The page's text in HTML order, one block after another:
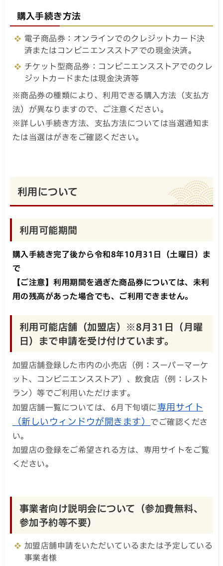
購入手続き方法
電子商品券：オンラインでのクレジットカード決
済またはコンビニエンスストアでの現金決済。
チケット型商品券：コンビニエンスストアでのクレ
ジットカードまたは現金決済等
※商品券の種類により、利用できる購入方法（支払方
法）が異なりますので、ご注意ください。
※詳しい手続き方法、支払方法については当選通知ま
たは当選はがきをご確認ください。
利用について
利用可能期間
購入手続き完了後から令和8年10月31日（土曜日）ま
で
【ご注意】利用期間を過ぎた商品券については、未利
用の残高があった場合でも、ご利用できません。
利用可能店舗（加盟店）※8月31日（月曜
日）まで申請を受け付けています。
加盟店舗登録した市内の小売店（例：スーパーマーケ
ット、コンビニエンスストア）、飲食店（例：レスト
ラン）等でご利用いただけます。
加盟店舗一覧については、6月下旬頃に 専用サイト
（新しいウィンドウが開きます）
でご確認くださ
い。
加盟店の登録をご希望される方は、専用サイトをご覧
ください。
事業者向け説明会について（参加費無料、
参加予約等不要）
加盟店舗申請をいただいているまたは予定している
事業者様